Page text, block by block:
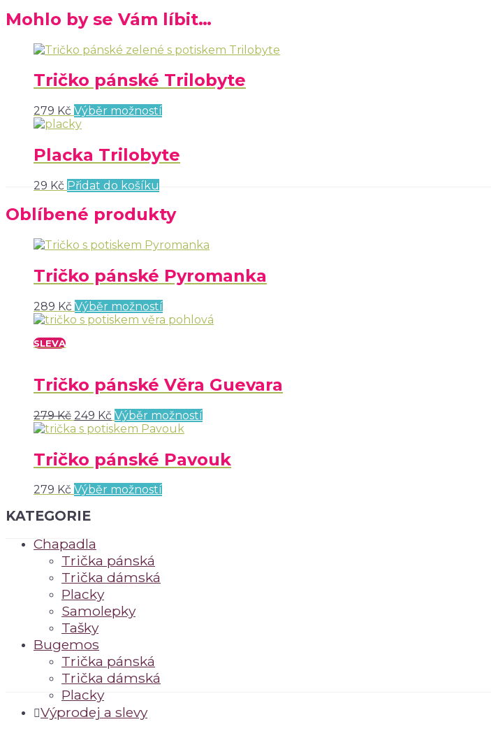
Mohlo by se Vám líbit…
Tričko pánské Trilobyte
279 Kč Výběr možností
Placka Trilobyte
29 Kč Přidat do košíku
Oblíbené produkty
Tričko pánské Pyromanka
289 Kč Výběr možností
SLEVA
Tričko pánské Věra Guevara
279Kč 249 Kč Výběr možností
Tričko pánské Pavouk
279 Kč Výběr možností
KATEGORIE
Chapadla
Trička pánská
Trička dámská
Placky
Samolepky
Tašky
Bugemos
Trička pánská
Trička dámská
Placky
Výprodej a slevy